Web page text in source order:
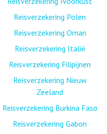
Reisverzekering Polen
Reisverzekering Oman
Reisverzekering Italië
Reisverzekering Filipijnen
Reisverzekering Nieuw
Zeeland
Reisverzekering Burkina Faso
Reisverzekering Gabon